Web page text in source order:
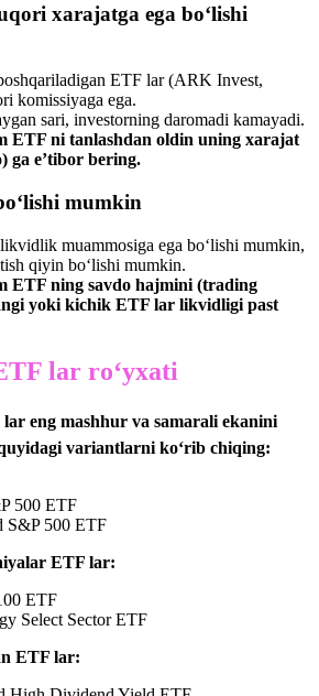
xarajatga ega bo‘lishi
ETF lar (ARK Invest,
komissiyaga ega.
sari, investorning daromadi kamayadi.
ETF ni tanlashdan oldin uning xarajat
ga e’tibor bering.
mumkin
muammosiga ega bo‘lishi mumkin,
qiyin bo‘lishi mumkin.
ETF ning savdo hajmini (trading
yoki kichik ETF lar likvidligi past
lar ro‘yxati
eng mashhur va samarali ekanini
variantlarni ko‘rib chiqing:
500 ETF
S&P 500 ETF
ETF lar:
ETF
Select Sector ETF
ETF lar: